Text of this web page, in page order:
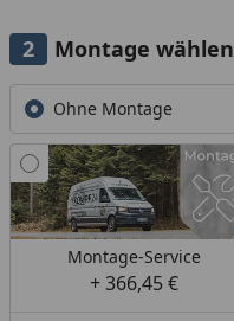
Montage wählen
Ohne Montage
Montage-Service
+ 366,45 €